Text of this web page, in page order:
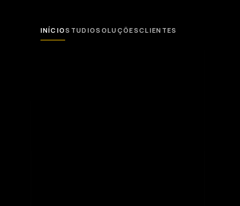
INÍCIO STUDIO SOLUÇÕESCLIENTES